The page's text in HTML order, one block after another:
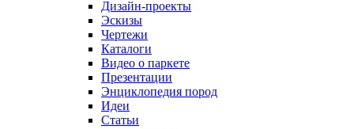
Дизайн-проекты
Эскизы
Чертежи
Каталоги
Видео о паркете
Презентации
Энциклопедия пород
Идеи
Статьи